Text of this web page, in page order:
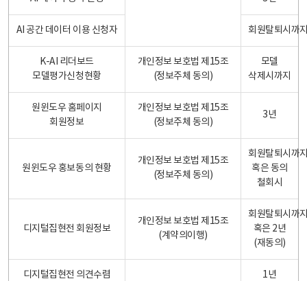
AI 공간 데이터 이용 신청자 회원탈퇴시까
K-AI 리더보드
모델평가신청현황
개인정보 보호법 제15조
(정보주체 동의)
모델
삭제시까지
원윈도우 홈페이지
회원정보
개인정보 보호법 제15조
(정보주체 동의)
3년
원윈도우 홍보동의 현황
개인정보 보호법 제15조
(정보주체 동의)
회원탈퇴시까
혹은 동의
철회시
디지털집현전 회원정보
개인정보 보호법 제15조
(계약의이행)
회원탈퇴시까
혹은 2년
(재동의)
디지털집현전 의견수렴 1년